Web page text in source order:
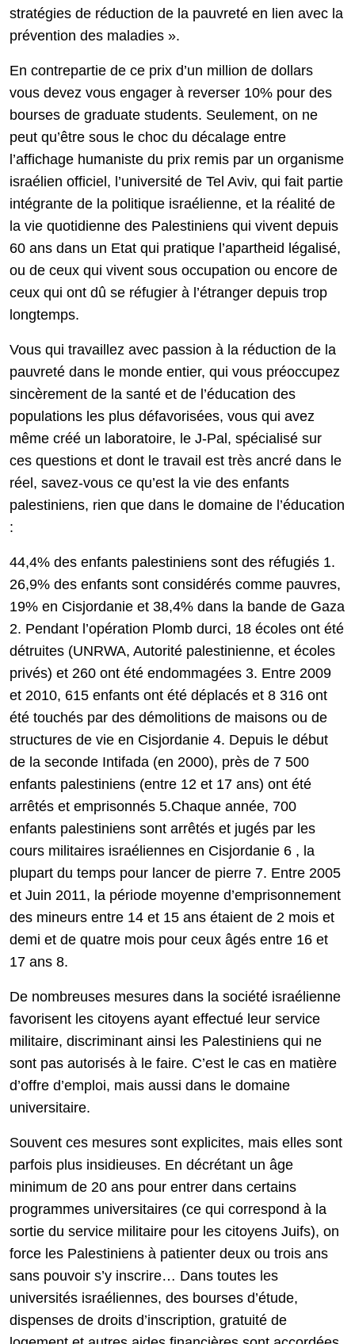
stratégies de réduction de la pauvreté en lien avec la
prévention des maladies ».
En contrepartie de ce prix d’un million de dollars
vous devez vous engager à reverser 10% pour des
bourses de graduate students. Seulement, on ne
peut qu’être sous le choc du décalage entre
l’affichage humaniste du prix remis par un organisme
israélien officiel, l’université de Tel Aviv, qui fait partie
intégrante de la politique israélienne, et la réalité de
la vie quotidienne des Palestiniens qui vivent depuis
60 ans dans un Etat qui pratique l’apartheid légalisé,
ou de ceux qui vivent sous occupation ou encore de
ceux qui ont dû se réfugier à l’étranger depuis trop
longtemps.
Vous qui travaillez avec passion à la réduction de la
pauvreté dans le monde entier, qui vous préoccupez
sincèrement de la santé et de l’éducation des
populations les plus défavorisées, vous qui avez
même créé un laboratoire, le J-Pal, spécialisé sur
ces questions et dont le travail est très ancré dans le
réel, savez-vous ce qu’est la vie des enfants
palestiniens, rien que dans le domaine de l’éducation
:
44,4% des enfants palestiniens sont des réfugiés 1.
26,9% des enfants sont considérés comme pauvres,
19% en Cisjordanie et 38,4% dans la bande de Gaza
2. Pendant l’opération Plomb durci, 18 écoles ont été
détruites (UNRWA, Autorité palestinienne, et écoles
privés) et 260 ont été endommagées 3. Entre 2009
et 2010, 615 enfants ont été déplacés et 8 316 ont
été touchés par des démolitions de maisons ou de
structures de vie en Cisjordanie 4. Depuis le début
de la seconde Intifada (en 2000), près de 7 500
enfants palestiniens (entre 12 et 17 ans) ont été
arrêtés et emprisonnés 5.Chaque année, 700
enfants palestiniens sont arrêtés et jugés par les
cours militaires israéliennes en Cisjordanie 6 , la
plupart du temps pour lancer de pierre 7. Entre 2005
et Juin 2011, la période moyenne d’emprisonnement
des mineurs entre 14 et 15 ans étaient de 2 mois et
demi et de quatre mois pour ceux âgés entre 16 et
17 ans 8.
De nombreuses mesures dans la société israélienne
favorisent les citoyens ayant effectué leur service
militaire, discriminant ainsi les Palestiniens qui ne
sont pas autorisés à le faire. C’est le cas en matière
d’offre d’emploi, mais aussi dans le domaine
universitaire.
Souvent ces mesures sont explicites, mais elles sont
parfois plus insidieuses. En décrétant un âge
minimum de 20 ans pour entrer dans certains
programmes universitaires (ce qui correspond à la
sortie du service militaire pour les citoyens Juifs), on
force les Palestiniens à patienter deux ou trois ans
sans pouvoir s’y inscrire… Dans toutes les
universités israéliennes, des bourses d’étude,
dispenses de droits d’inscription, gratuité de